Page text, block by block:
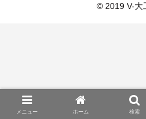
© 2019 V-大
メニュー ホーム 検索